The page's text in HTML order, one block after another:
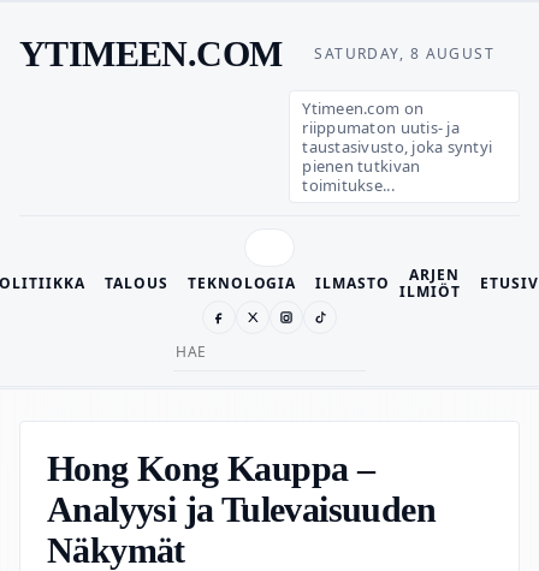
SATURDAY, 8 AUGUST
YTIMEEN.COM
Ytimeen.com on
riippumaton uutis- ja
taustasivusto, joka syntyi
pienen tutkivan
toimitukse...
TALOUS TEKNOLOGIA ILMASTO
ARJEN
ILMIÖT
Search
Hong Kong Kauppa –
Analyysi ja Tulevaisuuden
Näkymät